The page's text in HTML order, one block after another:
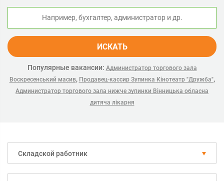
ИСКАТЬ
Популярные вакансии: Администратор торгового зала
Воскресенський масив, Продавец-кассир Зупинка Кінотеатр "Дружба",
Администратор торгового зала нижче зупинки Вінницька обласна
дитяча лікарня
Складской работник